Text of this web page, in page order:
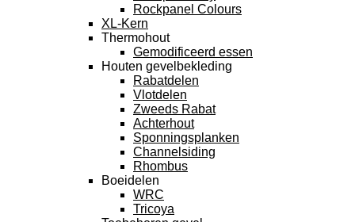
Rockpanel Colours
XL-Kern
Thermohout
Gemodificeerd essen
Houten gevelbekleding
Rabatdelen
Vlotdelen
Zweeds Rabat
Achterhout
Sponningsplanken
Channelsiding
Rhombus
Boeidelen
WRC
Tricoya